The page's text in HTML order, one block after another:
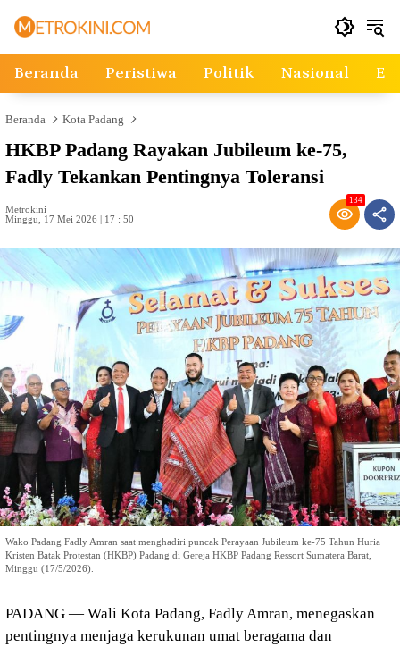
Beranda Peristiwa Politik Nasional
Beranda Kota Padang
HKBP Padang Rayakan Jubileum ke-75,
Fadly Tekankan Pentingnya Toleransi
Metrokini
Minggu, 17 Mei 2026 | 17 : 50
134
Wako Padang Fadly Amran saat menghadiri puncak Perayaan Jubileum ke-75 Tahun Huria
Kristen Batak Protestan (HKBP) Padang di Gereja HKBP Padang Ressort Sumatera Barat,
Minggu (17/5/2026).
PADANG — Wali Kota Padang, Fadly Amran, menegaskan
pentingnya menjaga kerukunan umat beragama dan